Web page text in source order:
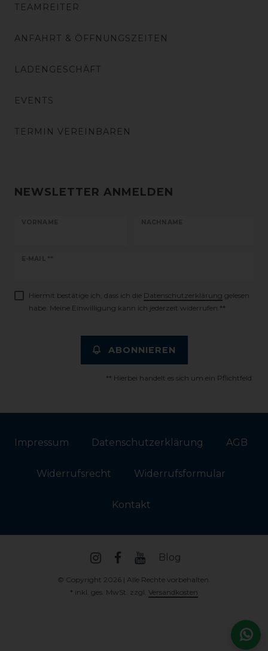
TEAMREITER
ANFAHRT & ÖFFNUNGSZEITEN
LADENGESCHÄFT
EVENTS
TERMIN VEREINBAREN
NEWSLETTER ANMELDEN
VORNAME NACHNAME
E-MAIL **
Newsletter
Hiermit bestätige ich, dass ich die Daten­schutz­erklärung gelesen
habe. Meine Einwilligung kann ich jederzeit widerrufen.**
ABONNIEREN
** Hierbei handelt es sich um ein Pflichtfeld.
Impressum Daten­schutz­erklärung AGB
Widerrufs­recht Widerrufs­formular
Kontakt
Blog
© Copyright 2026 | Alle Rechte vorbehalten.
* inkl. ges. MwSt. zzgl. Versandkosten